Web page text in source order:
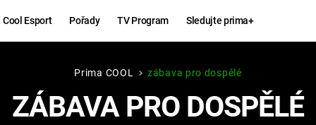
Cool Esport Pořady TV Program Sledujte prima+
Hry
Zábava
Prima COOL zábava pro dospělé
ZÁBAVA PRO DOSPĚLÉ